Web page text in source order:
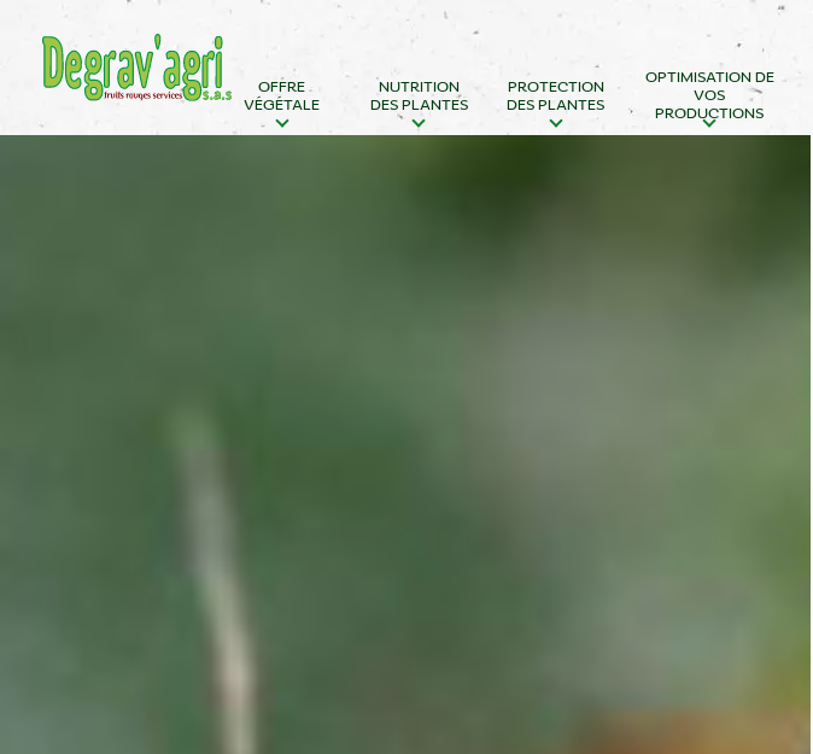
directement
contenu
OFFRE
VÉGÉTALE
NUTRITION
DES PLANTES
PROTECTION
DES PLANTES
OPTIMISATION DE
VOS
PRODUCTIONS